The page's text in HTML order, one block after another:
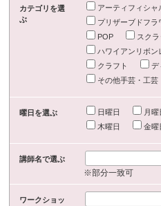
カテゴリを選
ぶ
アーティフィシャ
プリザーブドフラ
POP
スク
ハワイアンリボン
クラフト
デ
その他手芸・工芸
曜日を選ぶ 日曜日 月曜
木曜日
金曜
講師名で選ぶ
※部分一致可
ワークショッ